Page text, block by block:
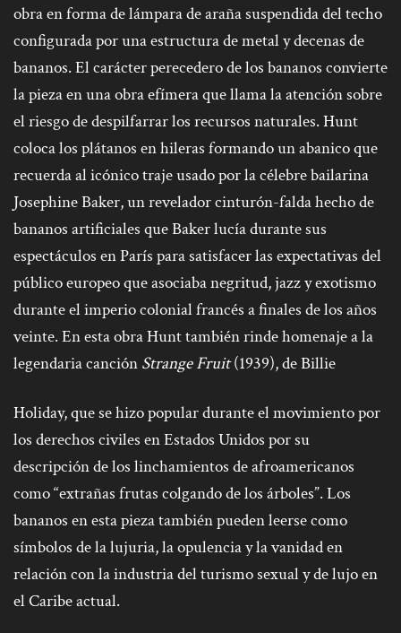
obra en forma de lámpara de araña suspendida del techo
configurada por una estructura de metal y decenas de
bananos. El carácter perecedero de los bananos convierte
la pieza en una obra efímera que llama la atención sobre
el riesgo de despilfarrar los recursos naturales. Hunt
coloca los plátanos en hileras formando un abanico que
recuerda al icónico traje usado por la célebre bailarina
Josephine Baker, un revelador cinturón-falda hecho de
bananos artificiales que Baker lucía durante sus
espectáculos en París para satisfacer las expectativas del
público europeo que asociaba negritud, jazz y exotismo
durante el imperio colonial francés a finales de los años
veinte. En esta obra Hunt también rinde homenaje a la
legendaria canción Strange Fruit(1939), de Billie
Holiday, que se hizo popular durante el movimiento por
los derechos civiles en Estados Unidos por su
descripción de los linchamientos de afroamericanos
como “extrañas frutas colgando de los árboles”. Los
bananos en esta pieza también pueden leerse como
símbolos de la lujuria, la opulencia y la vanidad en
relación con la industria del turismo sexual y de lujo en
el Caribe actual.